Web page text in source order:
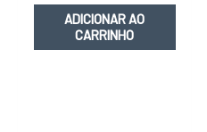
ADICIONAR AO
CARRINHO